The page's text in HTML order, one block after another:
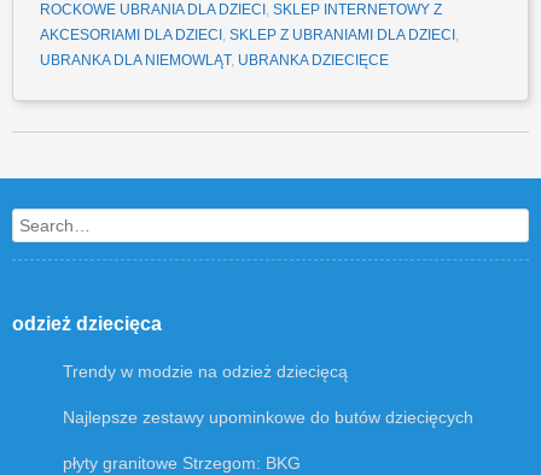
ROCKOWE UBRANIA DLA DZIECI , SKLEP INTERNETOWY Z
AKCESORIAMI DLA DZIECI , SKLEP Z UBRANIAMI DLA DZIECI ,
UBRANKA DLA NIEMOWLĄT, UBRANKA DZIECIĘCE
Post navigation
Search
odzież dziecięca
Trendy w modzie na odzież dziecięcą
Najlepsze zestawy upominkowe do butów dziecięcych
płyty granitowe Strzegom: BKG